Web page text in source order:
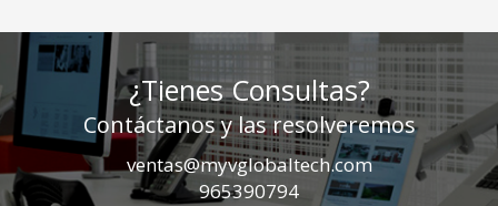
¿Tienes Consultas?
Contáctanos y las resolveremos
ventas@myvglobaltech.com
965390794